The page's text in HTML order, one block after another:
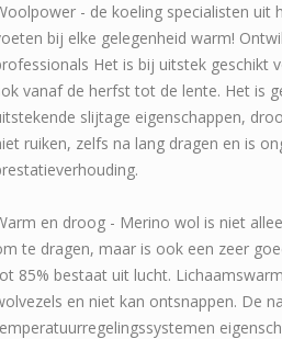
- de koeling specialisten uit
bij elke gelegenheid warm!
Het is bij uitstek geschikt
vanaf de herfst tot de lente. Het is
slijtage eigenschappen,
ruiken, zelfs na lang dragen en is
en droog - Merino wol is niet
te dragen, maar is ook een zeer
85% bestaat uit lucht.
en niet kan ontsnappen. De